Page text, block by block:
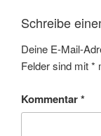
Schreibe
Deine E-Mail-
Felder sind mit*
Kommentar*